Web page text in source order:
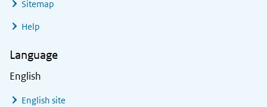
Sitemap
Help
Language
English
English site